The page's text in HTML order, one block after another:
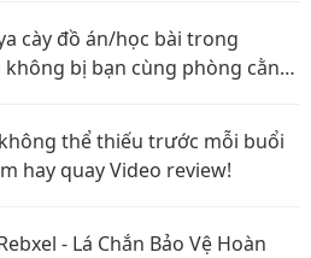
cày đồ án/học bài trong
không bị bạn cùng phòng cằn
thể thiếu trước mỗi buổi
hay quay Video review!
- Lá Chắn Bảo Vệ Hoàn